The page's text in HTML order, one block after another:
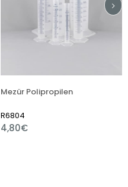
Mezür Polipropilen
R6804
4,80€